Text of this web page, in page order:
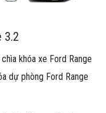
3.2
khóa xe Ford Range
dự phòng Ford Range